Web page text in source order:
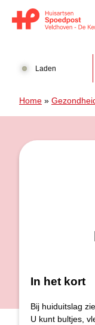
Laden
Home »
In het kort
Bij huiduitslag
U kunt bultjes,